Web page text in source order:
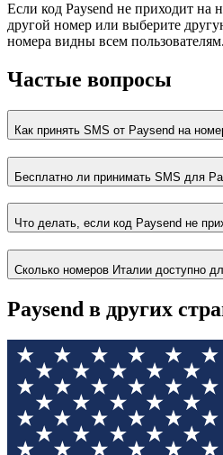
Если код Paysend не приходит на
другой номер или выберите
номера видны всем пользователям.
Частые вопросы
Как принять SMS от Paysend на
Бесплатно ли принимать SMS для
Что делать, если код Paysend не
Сколько номеров Италии доступно
Paysend в других